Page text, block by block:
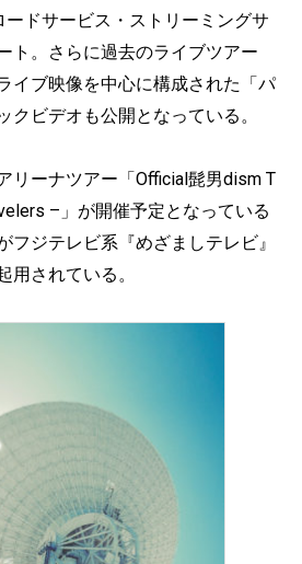
ドサービス・ストリーミングサ
ト。さらに過去のライブツアー
イブ映像を中心に構成された「パ
クビデオも公開となっている。
リーナツアー「Official髭男dism T
–」が開催予定となっている
フジテレビ系『めざましテレビ』
用されている。